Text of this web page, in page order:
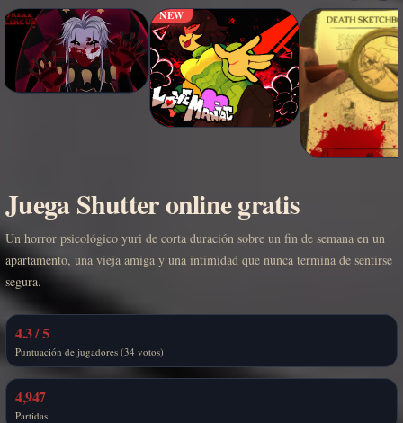
NEW
Juega Shutter online gratis
Un horror psicológico yuri de corta duración sobre un fin de semana en un
apartamento, una vieja amiga y una intimidad que nunca termina de sentirse
segura.
4.3 / 5
Puntuación de jugadores (34 votos)
4,947
Partidas